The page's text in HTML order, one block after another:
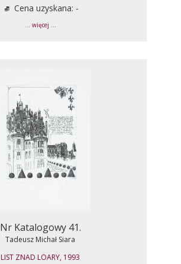
Cena uzyskana: -
... więcej ...
Nr Katalogowy 41.
Tadeusz Michał Siara
LIST ZNAD LOARY, 1993